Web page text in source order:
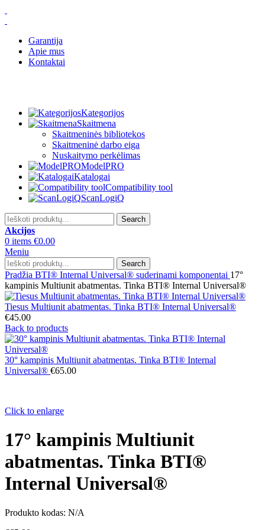
Garantija
Apie mus
Kontaktai
Kategorijos
Skaitmena
Skaitmeninės bibliotekos
Skaitmeninė darbo eiga
Nuskaitymo perkėlimas
ModelPRO
Katalogai
Compatibility tool
ScanLogiQ
Search
Akcijos
0 items €0.00
Meniu
Search
Pradžia BTI® Internal Universal® suderinami komponentai 17°
kampinis Multiunit abatmentas. Tinka BTI® Internal Universal®
Tiesus Multiunit abatmentas. Tinka BTI® Internal Universal®
€45.00
Back to products
30° kampinis Multiunit abatmentas. Tinka BTI® Internal
Universal® €65.00
Click to enlarge
17° kampinis Multiunit
abatmentas. Tinka BTI®
Internal Universal®
Produkto kodas: N/A